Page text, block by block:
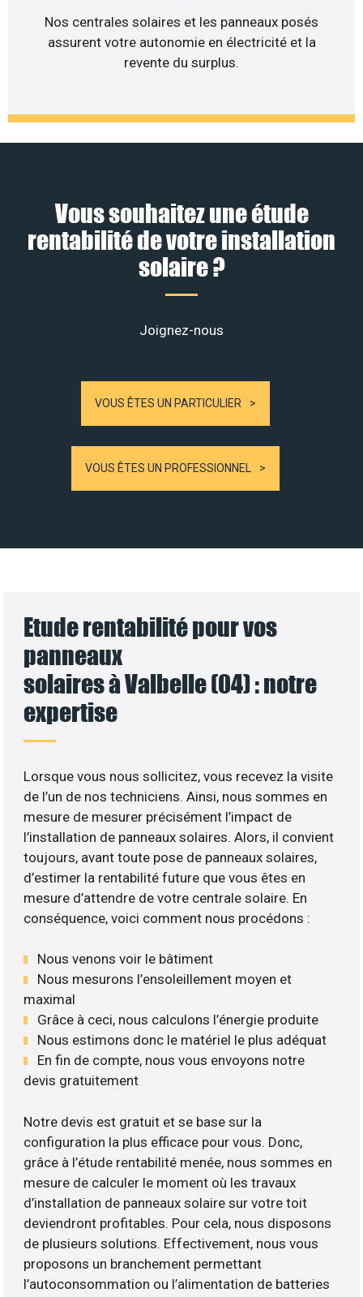
Nos centrales solaires et les panneaux posés
assurent votre autonomie en électricité et la
revente du surplus.
Vous souhaitez une étude
rentabilité de votre installation
solaire ?
Joignez-nous
VOUS ÊTES UN PARTICULIER
VOUS ÊTES UN PROFESSIONNEL
Etude rentabilité pour vos
panneaux
solaires à Valbelle (04) : notre
expertise
Lorsque vous nous sollicitez, vous recevez la visite
de l’un de nos techniciens. Ainsi, nous sommes en
mesure de mesurer précisément l’impact de
l’installation de panneaux solaires. Alors, il convient
toujours, avant toute pose de panneaux solaires,
d’estimer la rentabilité future que vous êtes en
mesure d’attendre de votre centrale solaire. En
conséquence, voici comment nous procédons :
Nous venons voir le bâtiment
Nous mesurons l’ensoleillement moyen et
maximal
Grâce à ceci, nous calculons l’énergie produite
Nous estimons donc le matériel le plus adéquat
En fin de compte, nous vous envoyons notre
devis gratuitement
Notre devis est gratuit et se base sur la
configuration la plus efficace pour vous. Donc,
grâce à l’étude rentabilité menée, nous sommes en
mesure de calculer le moment où les travaux
d’installation de panneaux solaire sur votre toit
deviendront profitables. Pour cela, nous disposons
de plusieurs solutions. Effectivement, nous vous
proposons un branchement permettant
l’autoconsommation ou l’alimentation de batteries